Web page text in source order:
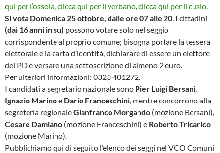
qui per l’ossola,clicca qui per il verbano,clicca qui per il cusio.
Si vota Domenica 25 ottobre, dalle ore 07 alle 20. I cittadini
(dai 16 anni in su) possono votare solo nel seggio
corrispondente al proprio comune; bisogna portare la tessera
elettorale e la carta d’identità, dichiarare di essere un elettore
del PD e versare una sottoscrizione di almeno 2 euro.
Per ulteriori informazioni: 0323 401272.
I candidati a segretario nazionale sono Pier Luigi Bersani,
Ignazio Marinoe Dario Franceschini, mentre concorrono alla
segreteria regionaleGianfranco Morgando (mozione Bersani),
Cesare Damiano (mozione Franceschini) e Roberto Tricarico
(mozione Marino).
Pubblichiamo qui di seguito l’elenco dei seggi nel VCO Comuni